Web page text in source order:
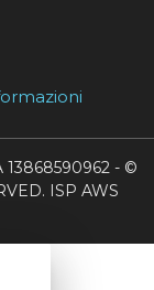
13868590962 - ©
ISP AWS